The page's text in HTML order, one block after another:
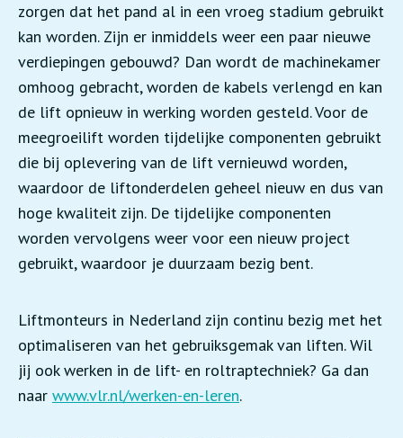
zorgen dat het pand al in een vroeg stadium gebruikt
kan worden. Zijn er inmiddels weer een paar nieuwe
verdiepingen gebouwd? Dan wordt de machinekamer
omhoog gebracht, worden de kabels verlengd en kan
de lift opnieuw in werking worden gesteld. Voor de
meegroeilift worden tijdelijke componenten gebruikt
die bij oplevering van de lift vernieuwd worden,
waardoor de liftonderdelen geheel nieuw en dus van
hoge kwaliteit zijn. De tijdelijke componenten
worden vervolgens weer voor een nieuw project
gebruikt, waardoor je duurzaam bezig bent.
Liftmonteurs in Nederland zijn continu bezig met het
optimaliseren van het gebruiksgemak van liften. Wil
jij ook werken in de lift- en roltraptechniek? Ga dan
naar www.vlr.nl/werken-en-leren.